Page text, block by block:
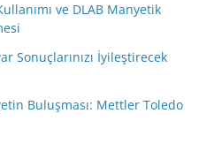
ve DLAB Manyetik
Sonuçlarınızı İyileştirecek
Buluşması: Mettler Toledo